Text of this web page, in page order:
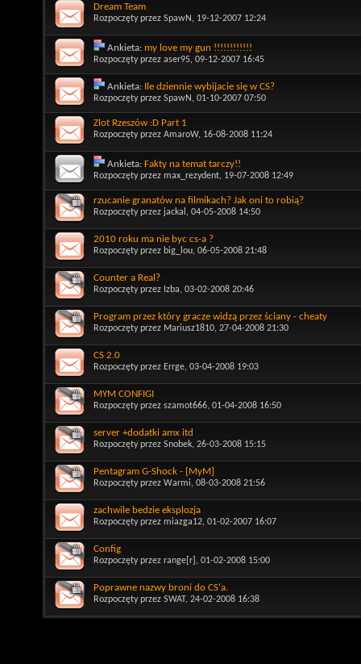
Dream Team
Rozpoczęty przez SpawN , 19-12-2007 12:24
Ankieta: my love my gun !!!!!!!!!!!!
Rozpoczęty przez aser95, 09-12-2007 16:45
Ankieta: Ile dziennie wybijacie się w CS?
Rozpoczęty przez SpawN , 01-10-2007 07:50
Zlot Rzeszów :D Part 1
Rozpoczęty przez AmaroW, 16-08-2008 11:24
Ankieta: Fakty na temat tarczy!!
Rozpoczęty przez max_rezydent, 19-07-2008 12:49
rzucanie granatów na filmikach? Jak oni to robią?
Rozpoczęty przez jackal , 04-05-2008 14:50
2010 roku ma nie byc cs-a ?
Rozpoczęty przez big_lou, 06-05-2008 21:48
Counter a Real?
Rozpoczęty przez Izba, 03-02-2008 20:46
Program przez który gracze widzą przez ściany - cheaty
Rozpoczęty przez Mariusz1810, 27-04-2008 21:30
CS 2.0
Rozpoczęty przez Errge, 03-04-2008 19:03
MYM CONFIGI
Rozpoczęty przez szamot666, 01-04-2008 16:50
server +dodatki amx itd
Rozpoczęty przez Snobek, 26-03-2008 15:15
Pentagram G-Shock - [MyM]
Rozpoczęty przez Warmi, 08-03-2008 21:56
zachwile bedzie eksplozja
Rozpoczęty przez miazga12, 01-02-2007 16:07
Config
Rozpoczęty przez range[r] , 01-02-2008 15:00
Poprawne nazwy broni do CS'a.
Rozpoczęty przez SWAT, 24-02-2008 16:38